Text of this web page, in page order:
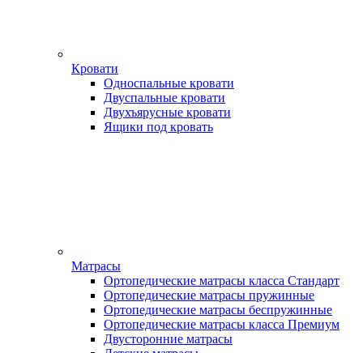
Кровати
Односпальные кровати
Двуспальные кровати
Двухъярусные кровати
Ящики под кровать
Матрасы
Ортопедические матрасы класса Стандарт
Ортопедические матрасы пружинные
Ортопедические матрасы беспружинные
Ортопедические матрасы класса Премиум
Двусторонние матрасы